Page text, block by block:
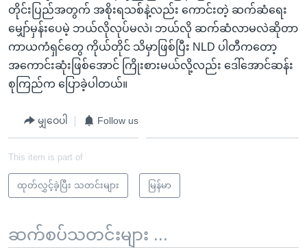
တိုင်းပြည်အတွက် အစိုးရသစ်နဲ့လည်း ကောင်းတဲ့ ဆက်ဆံရေး
မျှော်မှန်းပေမဲ့ ဘယ်လိုလုပ်မလဲ၊ ဘယ်လို ဆက်ဆံလာမလဲဆိုတာ
ကာယကံရှင်တွေ ကိုယ်တိုင် သိမှာဖြစ်ပြီး NLD ပါတီကတော့
အကောင်းဆုံးဖြစ်အောင် ကြိုးစားမယ်လို့လည်း ဒေါ်အောင်ဆန်း
စုကြည်က ပြောခဲ့ပါတယ်။
မျှဝေပါ Follow us
This item is part of
ထုတ်လွှင့်ခဲ့ပြီး သတင်းများ မြန်မာ
ဆက်စပ်သတင်းများ ...